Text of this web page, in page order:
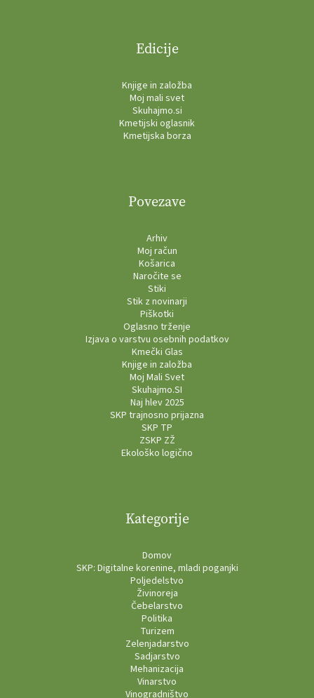
Edicije
Knjige in založba
Moj mali svet
Skuhajmo.si
Kmetijski oglasnik
Kmetijska borza
Povezave
Arhiv
Moj račun
Košarica
Naročite se
Stiki
Stik z novinarji
Piškotki
Oglasno trženje
Izjava o varstvu osebnih podatkov
Kmečki Glas
Knjige in založba
Moj Mali Svet
Skuhajmo.SI
Naj hlev 2025
SKP trajnosno prijazna
SKP TP
ZSKP ZŽ
Ekološko logično
Kategorije
Domov
SKP: Digitalne korenine, mladi poganjki
Poljedelstvo
Živinoreja
Čebelarstvo
Politika
Turizem
Zelenjadarstvo
Sadjarstvo
Mehanizacija
Vinarstvo
Vinogradništvo